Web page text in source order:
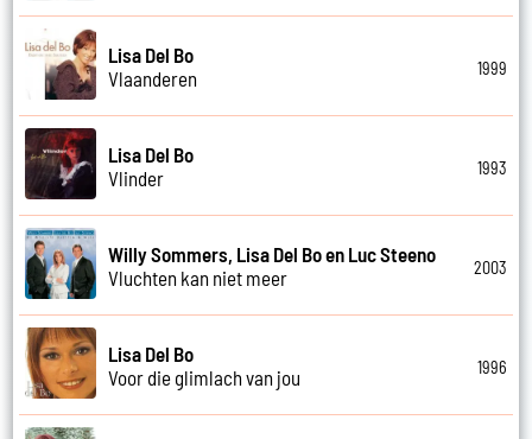
Lisa Del Bo
Vlaanderen
1999
Lisa Del Bo
Vlinder
1993
Willy Sommers, Lisa Del Bo en Luc Steeno
Vluchten kan niet meer
2003
Lisa Del Bo
Voor die glimlach van jou
1996